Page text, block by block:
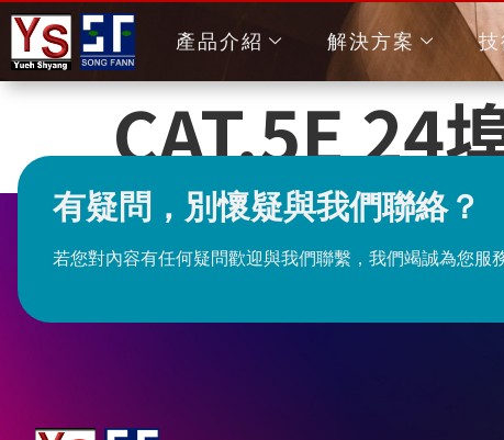
產品介紹 解決方案 技
CAT.5E 24
有疑問，別懷疑與我們聯絡？
若您對內容有任何疑問歡迎與我們聯繫，我們竭誠為您服